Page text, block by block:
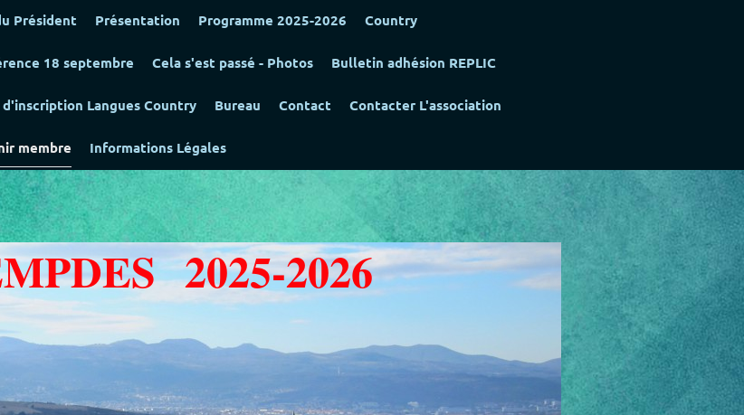
Président Présentation Programme 2025-2026 Country
18 septembre Cela s'est passé - Photos Bulletin adhésion REPLIC
d'inscription Langues Country Bureau Contact Contacter L'association
membre Informations Légales
2025-2026